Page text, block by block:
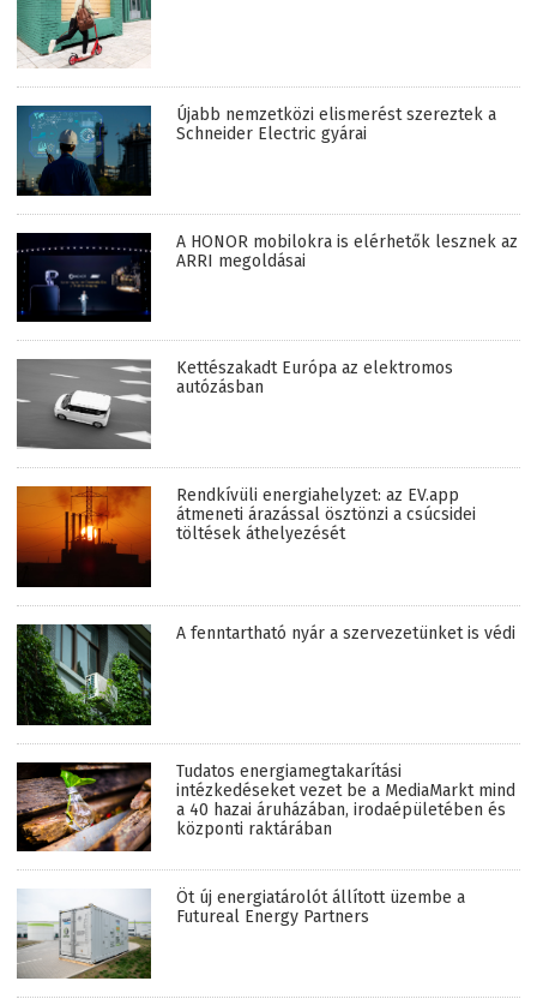
Újabb nemzetközi elismerést szereztek a
Schneider Electric gyárai
A HONOR mobilokra is elérhetők lesznek az
ARRI megoldásai
Kettészakadt Európa az elektromos
autózásban
Rendkívüli energiahelyzet: az EV.app
átmeneti árazással ösztönzi a csúcsidei
töltések áthelyezését
A fenntartható nyár a szervezetünket is védi
Tudatos energiamegtakarítási
intézkedéseket vezet be a MediaMarkt mind
a 40 hazai áruházában, irodaépületében és
központi raktárában
Öt új energiatárolót állított üzembe a
Futureal Energy Partners